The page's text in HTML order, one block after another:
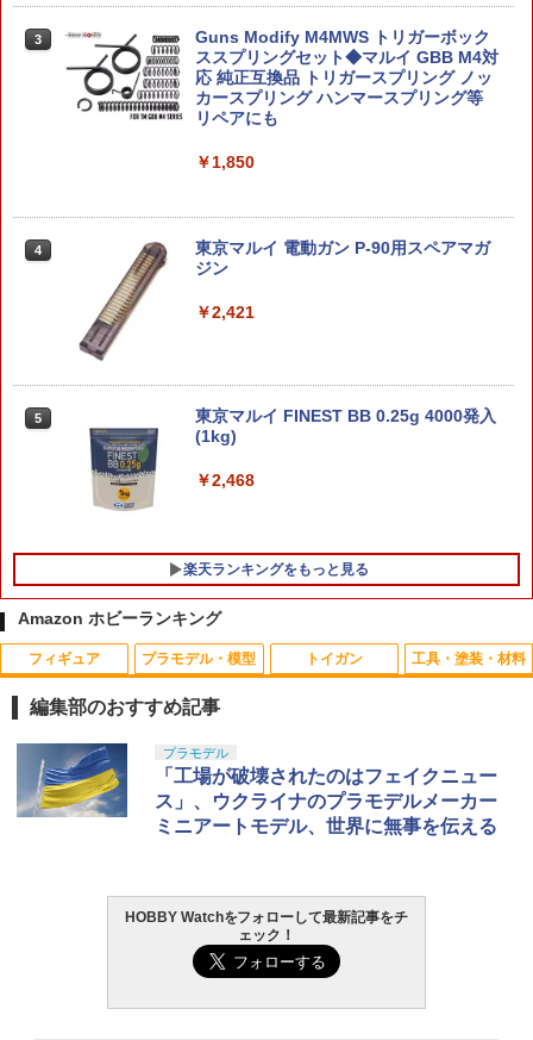
1/144 OZ-00MS2BトールギスIII プラモ
デル
￥5,949
【当店独自で＋P10倍★要エントリー】
[最終決戦イメージカラー] 機動戦士ガン
ダムSEED FREEDOM(シード フリーダ
ム) プラモデル(5068859) バンダイスピ
5
【グッドスマイルカンパニー】PLAMAT
EA DF ケリー バニーVer. [プラスチック
ズ]
ギアXV マリア・カデンツァヴナ・イヴ
ビキニスタイル Gloss ver. 1/7 フィギュ
ア[Q-six]【送料無料】《01月予約》
￥22,990
種セット カプセルトイ】ガチャガチャ
ガチャ フルコンプ
￥2,180
III 〜異世界行ったら本気だす〜 エリス
完成品フィギュア[メガハウス]《03月予
3
Guns Modify M4MWS トリガーボック
ススプリングセット◆マルイ GBB M4対
応 純正互換品 トリガースプリング ノッ
カースプリング ハンマースプリング等
リペアにも
￥1,850
4
東京マルイ 電動ガン P-90用スペアマガ
ジン
￥2,421
5
東京マルイ FINEST BB 0.25g 4000発入
(1kg)
￥2,468
楽天ランキングをもっと見る
1
【ネコポス対応】タミヤ/OP.113/インナ
ースポンジ
【ネコポス対応】タミヤ(TAMIYA)/OP-1
￥792
Vまで対応 汎用 #301
Amazon ホビーランキング
フィギュア
1
タカラトミー(TAKARA TOMY) T-SPAR
K トランスフォーマー ニューレジェンズ
NL-07 サウンドウェーブ 可動フィギュア
￥4,440
TAMASHII NATIONS S.H.フィギュアー
ツ ONE PIECE シャンクス -マリンフォ
ード頂上決戦- 約165mm PVC&ABS&布
製 塗装済み可動フィギュア
プラモデル・模型
1
BANDAI SPIRITS(バンダイ スピリッツ)
30MS SIS-J00 メルンジャ[カラーA] 色
分け済みプラモデル
￥4,200
HG 機動戦士ガンダム00 グラハム専用ユ
ニオンフラッグカスタム 1/144スケール
色分け済みプラモデル
￥1,850
トイガン
1
東京マルイ(TOKYO MARUI) No.25 コル
ト ガバメント HG 18歳以上エアーHOP
ハンドガン
￥3,384
東京マルイ (TOKYO MARUI) ガスブロー
バックマシンガン No.14 20式 5.56mm
小銃 18歳以上 ガスブローバック
￥196,000
工具・塗装・材料
1
LOCTITE(ロックタイト) シールはがし
プレミアム 220ml
￥962
タミヤ クラフトツールシリーズ No.123
先細薄刃ニッパー (ゲートカット用) プラ
モデル用工具 74123
￥2,781
編集部のおすすめ記事
プラモデル
「工場が破壊されたのはフェイクニュー
ス」、ウクライナのプラモデルメーカー
ミニアートモデル、世界に無事を伝える
HOBBY Watchをフォローして最新記事をチ
ェック！